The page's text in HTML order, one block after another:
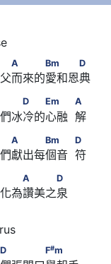
　A　　　Bm　　　
A Bm D
而來的愛和恩典
　D　　Em　　
D Em A
冰冷的心融  解
　A　　　Bm　　
A Bm D
獻出每個音  符
　　A　　　D
A D
為讚美之泉
　　　F#
D F#m